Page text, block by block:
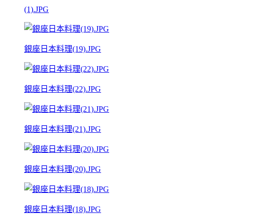
(1).JPG
銀座日本料理(19).JPG
銀座日本料理(22).JPG
銀座日本料理(21).JPG
銀座日本料理(20).JPG
銀座日本料理(18).JPG